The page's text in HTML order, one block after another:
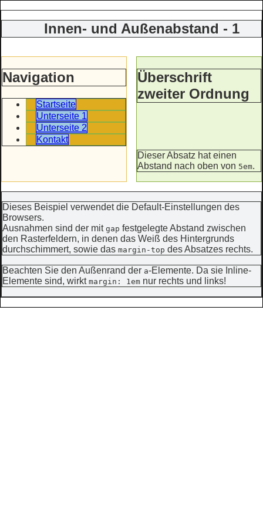
Innen- und Außenabstand - 1
Navigation
Startseite
Unterseite 1
Unterseite 2
Kontakt
Überschrift
zweiter Ordnung
Dieser Absatz hat einen
Abstand nach oben von 5em.
Dieses Beispiel verwendet die Default-Einstellungen des
Browsers.
Ausnahmen sind der mit gap festgelegte Abstand zwischen
den Rasterfeldern, in denen das Weiß des Hintergrunds
durchschimmert, sowie das margin-top des Absatzes rechts.
Beachten Sie den Außenrand der a-Elemente. Da sie Inline-
Elemente sind, wirkt margin: 1em nur rechts und links!